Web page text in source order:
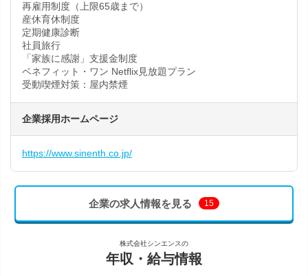
再雇用制度（上限65歳まで）
産休育休制度
定期健康診断
社員旅行
「家族に感謝」支援金制度
ベネフィット・ワン Netflix見放題プラン
受動喫煙対策：屋内禁煙
企業採用ホームページ
https://www.sinenth.co.jp/
企業の求人情報を見る 15
株式会社シンエンスの
年収・給与情報